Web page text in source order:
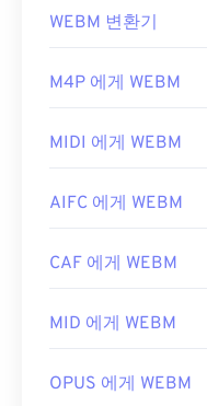
Windows Media Player
일부 기기, 특히 모
종류의 데이터를 담
이터(오디오 또는 비
되지 않음을 의미합
표준: ISO/IEC 14496
유용한 링크:
WEBM 파일
VLC 미디어 플레이어
을 여는 다른 좋은
Winamp
Microsoft 브라우저
니다.
개발자: Google ;
유용한 링크:
WEBM 변환기
M4P 에게 WEBM
MIDI 에게 WEBM
AIFC 에게 WEBM
CAF 에게 WEBM
MID 에게 WEBM
OPUS 에게 WEBM